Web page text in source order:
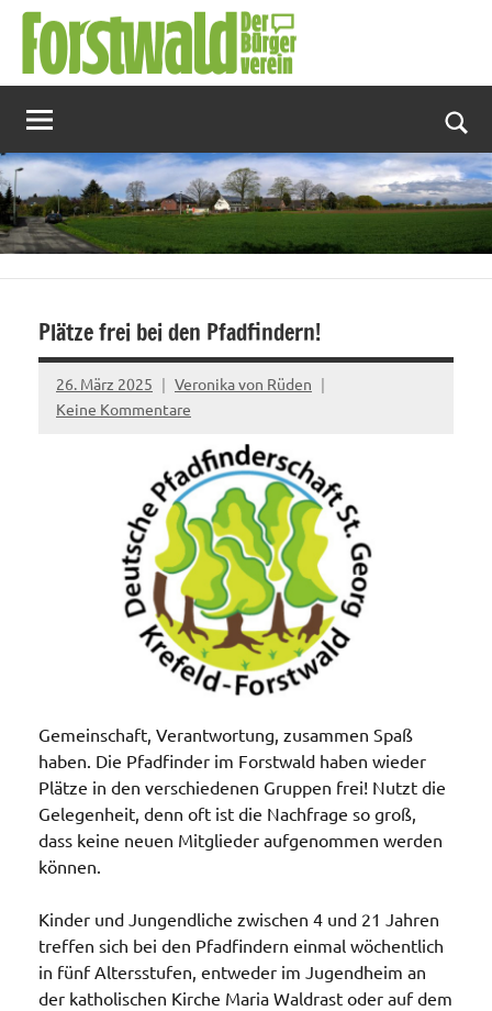
Zum
Inhalt
springen
Plätze frei bei den Pfadfindern!
26. März 2025
Veronika von Rüden
Keine Kommentare
Gemeinschaft, Verantwortung, zusammen Spaß
haben. Die Pfadfinder im Forstwald haben wieder
Plätze in den verschiedenen Gruppen frei! Nutzt die
Gelegenheit, denn oft ist die Nachfrage so groß,
dass keine neuen Mitglieder aufgenommen werden
können.
Kinder und Jungendliche zwischen 4 und 21 Jahren
treffen sich bei den Pfadfindern einmal wöchentlich
in fünf Altersstufen, entweder im Jugendheim an
der katholischen Kirche Maria Waldrast oder auf dem